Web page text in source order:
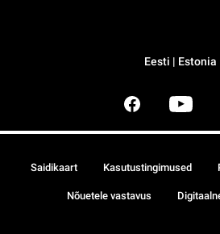
Eesti | Estonia
Saidikaart Kasutustingimused
Nõuetele vastavus